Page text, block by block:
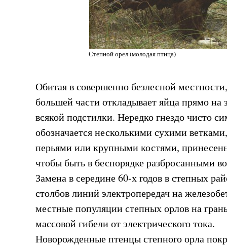
Степной орел (молодая птица)
Обитая в совершенно безлесной
большей части откладывает яйца прямо
всякой подстилки. Нередко гнездо чисто
обозначается несколькими сухими
перьями или крупными костями,
чтобы быть в беспорядке разбросанными
Замена в середине 60-х годов в степных
столбов линий электропередач на
местные популяции степных орлов на
массовой гибели от электрического тока.
Новорожденные птенцы степного орла